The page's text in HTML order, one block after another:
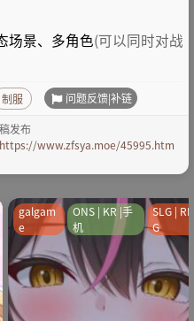
场景、多角色(可以同时对战
制服 问题反馈|补链
发布
https://www.zfsya.moe/45995.htm
galgam
e
ONS | KR |手
机
SLG | RP
G